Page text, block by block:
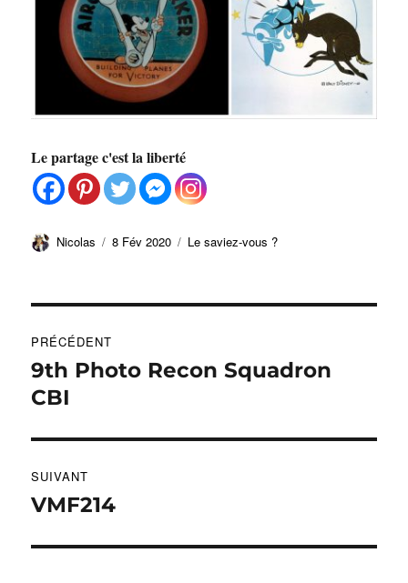
Le partage c'est la liberté
Auteur
Nicolas
Publié
8 Fév 2020 Catégories
Le saviez-vous ?
de
l’article
PRÉCÉDENT
Publication
précédente :
9th Photo Recon Squadron
CBI
SUIVANT
Publication
VMF214